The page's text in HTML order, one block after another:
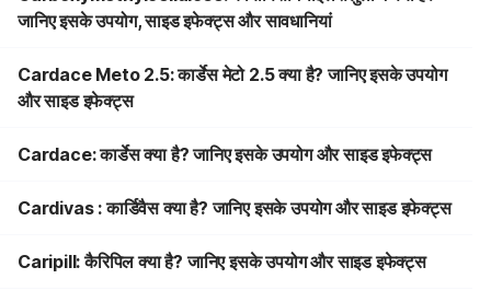
जानिए इसके उपयोग, साइड इफेक्ट्स और सावधानियां
Cardace Meto 2.5: कार्डेस मेटो 2.5 क्या है? जानिए इसके उपयोग
और साइड इफेक्ट्स
Cardace: कार्डेस क्या है? जानिए इसके उपयोग और साइड इफेक्ट्स
Cardivas : कार्डिवैस क्या है? जानिए इसके उपयोग और साइड इफेक्ट्स
Caripill: कैरिपिल क्या है? जानिए इसके उपयोग और साइड इफेक्ट्स